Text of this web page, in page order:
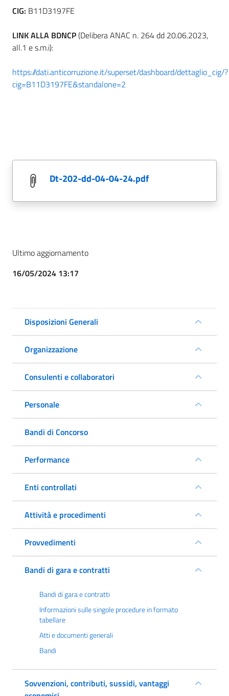
CIG: B11D3197FE
LINK ALLA BDNCP(Delibera ANAC n. 264 dd 20.06.2023,
all.1 e s.m.i):
https://dati.anticorruzione.it/superset/dashboard/dettaglio_cig/?
cig=B11D3197FE&standalone=2
dt-202-dd-04-04-24.pdf
Ultimo aggiornamento
16/05/2024 13:17
Disposizioni Generali
Organizzazione
Consulenti e collaboratori
Personale
Bandi di Concorso
Performance
Enti controllati
Attività e procedimenti
Provvedimenti
Bandi di gara e contratti
Bandi di gara e contratti
Informazioni sulle singole procedure in formato
tabellare
Atti e documenti generali
Bandi
Sovvenzioni, contributi, sussidi, vantaggi